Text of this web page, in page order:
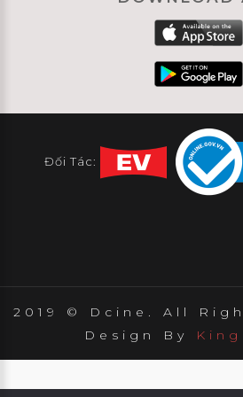
Đối Tác:
2019 © Dcine. All
Design By